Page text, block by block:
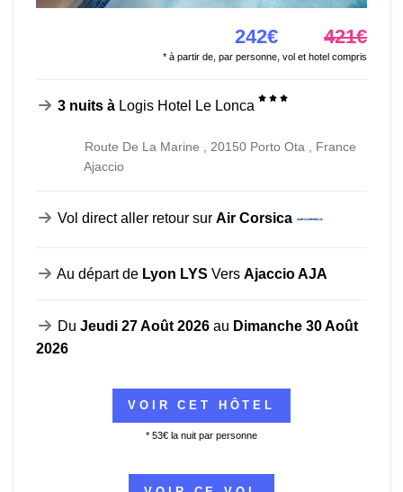
242€ 421€
* à partir de, par personne, vol et hotel compris
3 nuits à Logis Hotel Le Lonca
Route De La Marine , 20150 Porto Ota , France
Ajaccio
Vol direct aller retour sur Air Corsica
Au départ de Lyon LYS Vers Ajaccio AJA
Du Jeudi 27 Août 2026 au Dimanche 30 Août
2026
* 53€ la nuit par personne